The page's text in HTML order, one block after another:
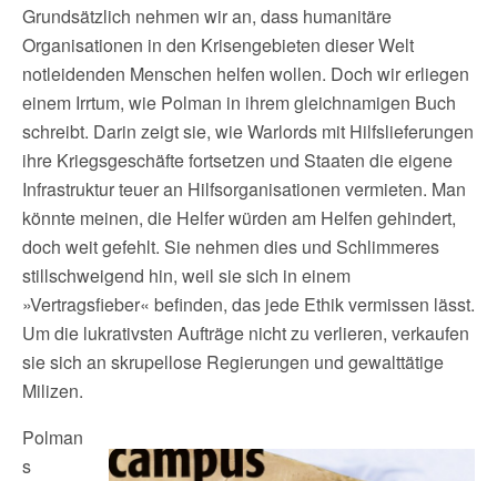
Grundsätzlich nehmen wir an, dass humanitäre
Organisationen in den Krisengebieten dieser Welt
notleidenden Menschen helfen wollen. Doch wir erliegen
einem Irrtum, wie Polman in ihrem gleichnamigen Buch
schreibt. Darin zeigt sie, wie Warlords mit Hilfslieferungen
ihre Kriegsgeschäfte fortsetzen und Staaten die eigene
Infrastruktur teuer an Hilfsorganisationen vermieten. Man
könnte meinen, die Helfer würden am Helfen gehindert,
doch weit gefehlt. Sie nehmen dies und Schlimmeres
stillschweigend hin, weil sie sich in einem
»Vertragsfieber« befinden, das jede Ethik vermissen lässt.
Um die lukrativsten Aufträge nicht zu verlieren, verkaufen
sie sich an skrupellose Regierungen und gewalttätige
Milizen.
Polman
s